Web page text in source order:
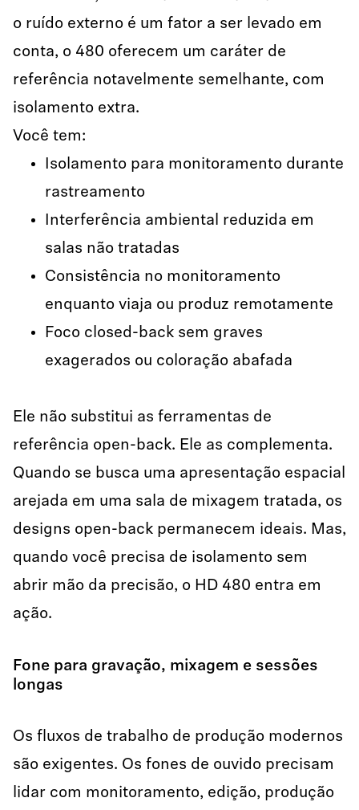
o ruído externo é um fator a ser levado em
conta, o 480 oferecem um caráter de
referência notavelmente semelhante, com
isolamento extra.
Você tem:
Isolamento para monitoramento durante
rastreamento
Interferência ambiental reduzida em
salas não tratadas
Consistência no monitoramento
enquanto viaja ou produz remotamente
Foco closed-back sem graves
exagerados ou coloração abafada
Ele não substitui as ferramentas de
referência open-back. Ele as complementa.
Quando se busca uma apresentação espacial
arejada em uma sala de mixagem tratada, os
designs open-back permanecem ideais. Mas,
quando você precisa de isolamento sem
abrir mão da precisão, o HD 480 entra em
ação.
Fone para gravação, mixagem e sessões
longas
Os fluxos de trabalho de produção modernos
são exigentes. Os fones de ouvido precisam
lidar com monitoramento, edição, produção